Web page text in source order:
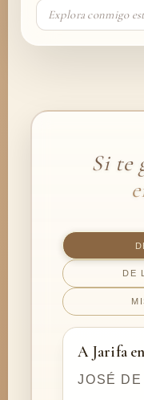
Si te
DE
A Jarifa
JOSÉ